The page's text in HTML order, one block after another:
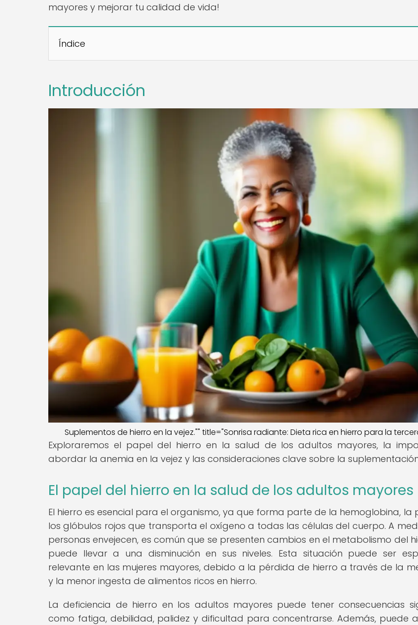
mayores y mejorar tu calidad de vida!
Índice
Introducción
Suplementos de hierro en la vejez."" title="Sonrisa radiante: Dieta rica en hierro para la
Exploraremos el papel del hierro en la salud de los adultos mayores, la
abordar la anemia en la vejez y las consideraciones clave sobre la
El papel del hierro en la salud de los adultos mayores
El hierro es esencial para el organismo, ya que forma parte de la hemoglobina, la
los glóbulos rojos que transporta el oxígeno a todas las células del cuerpo. A
personas envejecen, es común que se presenten cambios en el metabolismo del
puede llevar a una disminución en sus niveles. Esta situación puede ser
relevante en las mujeres mayores, debido a la pérdida de hierro a través de la
y la menor ingesta de alimentos ricos en hierro.
La deficiencia de hierro en los adultos mayores puede tener consecuencias
como fatiga, debilidad, palidez y dificultad para concentrarse. Además, puede